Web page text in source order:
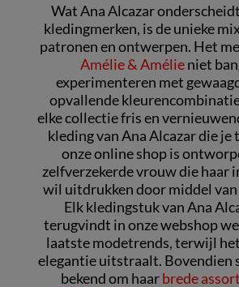
Wat Ana Alcazar
kledingmerken, is de unieke
patronen en ontwerpen. Het
Amélie & Amélieniet
experimenteren met
opvallende
elke collectie fris en
kleding van Ana Alcazar die
onze online shop is
zelfverzekerde vrouw die
wil uitdrukken door middel van
Elk kledingstuk van Ana
terugvindt in onze webshop
laatste modetrends, terwijl
elegantie uitstraalt. Bovendien
bekend om haarbrede